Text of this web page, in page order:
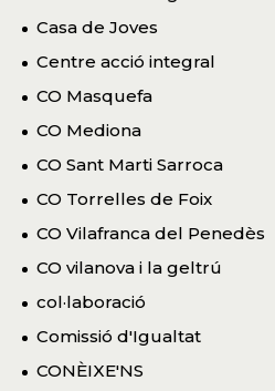
Casa de Joves
Centre acció integral
CO Masquefa
CO Mediona
CO Sant Marti Sarroca
CO Torrelles de Foix
CO Vilafranca del Penedès
CO vilanova i la geltrú
col·laboració
Comissió d'Igualtat
CONÈIXE'NS